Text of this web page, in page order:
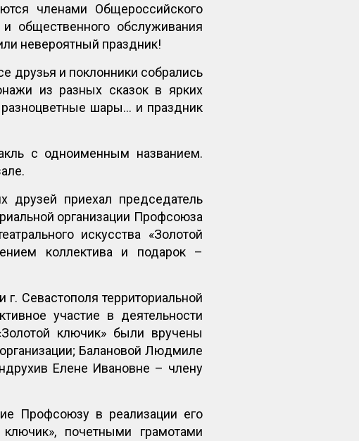
членами Общероссийского
общественного обслуживания
невероятный праздник!
друзья и поклонники собрались
из разных сказок в ярких
шары… и праздник
с одноименным названием.
друзей приехал председатель
организации Профсоюза
искусства «Золотой
коллектива и подарок –
Севастополя территориальной
участие в деятельности
ключик» были вручены
Балановой Людмиле
Елене Ивановне – члену
Профсоюзу в реализации его
почетными грамотами